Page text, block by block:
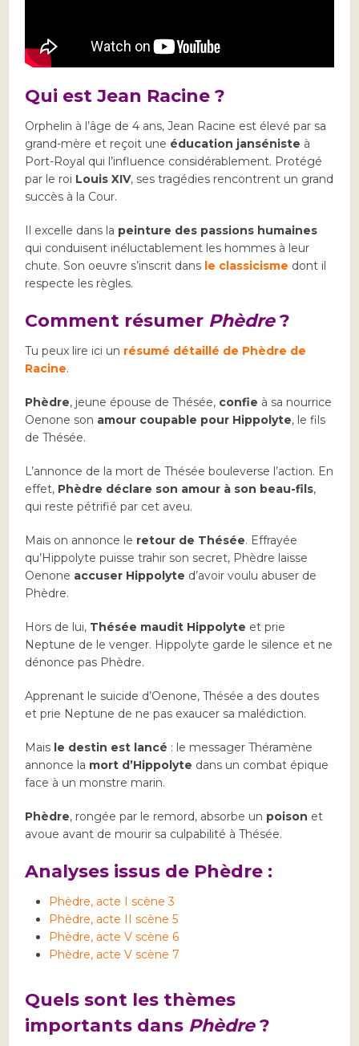
Qui est Jean Racine ?
Orphelin à l’âge de 4 ans, Jean Racine est élevé par sa
grand-mère et reçoit une éducation janséniste à
Port-Royal qui l’influence considérablement. Protégé
par le roi Louis XIV, ses tragédies rencontrent un grand
succès à la Cour.
Il excelle dans la peinture des passions humaines
qui conduisent inéluctablement les hommes à leur
chute. Son oeuvre s’inscrit dans le classicisme dont il
respecte les règles.
Comment résumer Phèdre?
Tu peux lire ici un résumé détaillé de Phèdre de
Racine.
Phèdre, jeune épouse de Thésée, confie à sa nourrice
Oenone son amour coupable pour Hippolyte, le fils
de Thésée.
L’annonce de la mort de Thésée bouleverse l’action. En
effet, Phèdre déclare son amour à son beau-fils,
qui reste pétrifié par cet aveu.
Mais on annonce le retour de Thésée. Effrayée
qu’Hippolyte puisse trahir son secret, Phèdre laisse
Oenone accuser Hippolyte d’avoir voulu abuser de
Phèdre.
Hors de lui, Thésée maudit Hippolyte et prie
Neptune de le venger. Hippolyte garde le silence et ne
dénonce pas Phèdre.
Apprenant le suicide d’Oenone, Thésée a des doutes
et prie Neptune de ne pas exaucer sa malédiction.
Mais le destin est lancé : le messager Théramène
annonce la mort d’Hippolyte dans un combat épique
face à un monstre marin.
Phèdre, rongée par le remord, absorbe un poison et
avoue avant de mourir sa culpabilité à Thésée.
Analyses issus de Phèdre :
Phèdre, acte I scène 3
Phèdre, acte II scène 5
Phèdre, acte V scène 6
Phèdre, acte V scène 7
Quels sont les thèmes
importants dans Phèdre?